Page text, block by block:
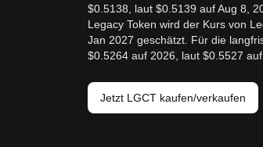
$0.5138, laut $0.5139 auf Aug 8,
Legacy Token wird der Kurs von
Jan 2027 geschätzt. Für die
$0.5264 auf 2026, laut $0.5527
Jetzt LGCT kaufen/verkaufen